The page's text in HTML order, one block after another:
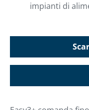
impianti di